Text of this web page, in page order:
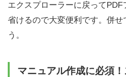
エクスプローラーに戻って
省けるので大変便利です。併せ
う。
マニュアル作成に必須